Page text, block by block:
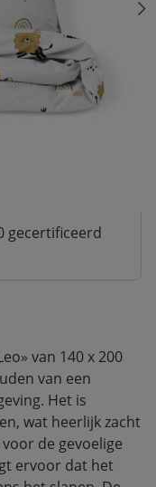
dag
gecertificeerd
van 140 x 200
van een
Het is
wat heerlijk zacht
de gevoelige
ervoor dat het